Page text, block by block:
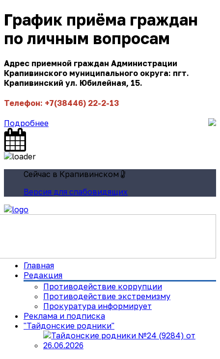
График приёма граждан
по личным вопросам
Адрес приемной граждан Администрации
Крапивинского муниципального округа: пгт.
Крапивинский ул. Юбилейная, 15.
Телефон: +7(38446) 22-2-13
Подробнее
Сейчас в Крапивинском
Версия для слабовидящих
Главная
Редакция
Противодействие коррупции
Противодействие экстремизму
Прокуратура информирует
Реклама и подписка
"Тайдонские родники"